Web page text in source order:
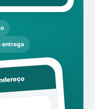
entrega